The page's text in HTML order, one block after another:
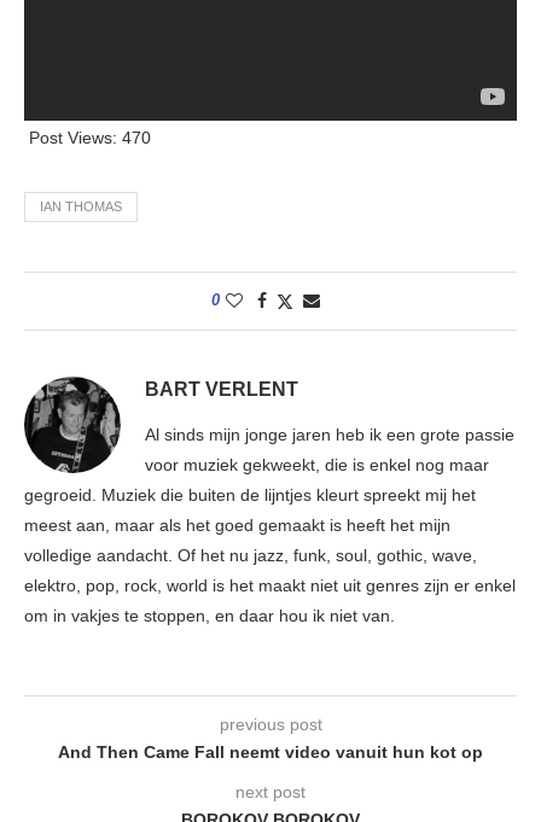
Post Views: 470
IAN THOMAS
0
BART VERLENT
Al sinds mijn jonge jaren heb ik een grote passie
voor muziek gekweekt, die is enkel nog maar
gegroeid. Muziek die buiten de lijntjes kleurt spreekt mij het
meest aan, maar als het goed gemaakt is heeft het mijn
volledige aandacht. Of het nu jazz, funk, soul, gothic, wave,
elektro, pop, rock, world is het maakt niet uit genres zijn er enkel
om in vakjes te stoppen, en daar hou ik niet van.
previous post
And Then Came Fall neemt video vanuit hun kot op
next post